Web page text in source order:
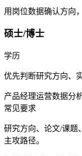
用岗位数据确认方向
硕士/博士
学历
优先判断研究方向、
产品经理运营数据分
常见要求
研究方向、论文/课题
主攻路径。